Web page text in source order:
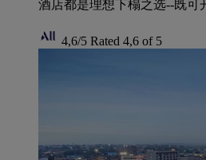
酒店都是理想下榻之选--既可
4,6/5 Rated 4,6 of 5